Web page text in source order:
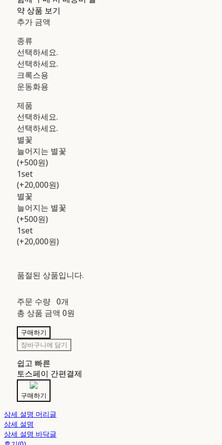
약 상품 보기
추가 금액
종류
선택하세요.
선택하세요.
크록스용
운동화용
제품
선택하세요.
선택하세요.
별꽃
늘어지는 별꽃
(+500원)
1set
(+20,000원)
별꽃
늘어지는 별꽃
(+500원)
1set
(+20,000원)
품절된 상품입니다.
주문 수량 0개
총 상품 금액 0원
구매하기
장바구니에 담기
쉽고 빠른
토스페이 간편결제
구매하기
상세 설명 머리글
상세 설명
상세 설명 바닥글